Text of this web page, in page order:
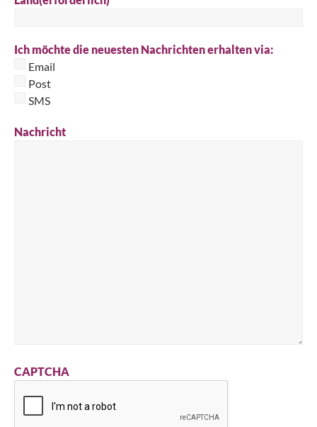
Ich möchte die neuesten Nachrichten erhalten via:
Email
Post
SMS
Nachricht
CAPTCHA